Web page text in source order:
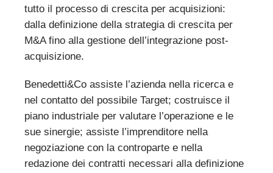
tutto il processo di crescita per acquisizioni:
dalla definizione della strategia di crescita per
M&A fino alla gestione dell’integrazione post-
acquisizione.
Benedetti&Co assiste l’azienda nella ricerca e
nel contatto del possibile Target; costruisce il
piano industriale per valutare l’operazione e le
sue sinergie; assiste l’imprenditore nella
negoziazione con la controparte e nella
redazione dei contratti necessari alla definizione